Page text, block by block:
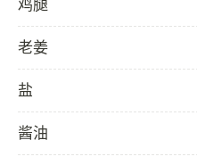
鸡腿
老姜
盐
酱油